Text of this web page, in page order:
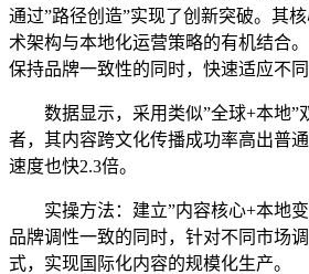
通过”路径创造”实现了创新突破。其
术架构与本地化运营策略的有机结合
保持品牌一致性的同时，快速适应不同
数据显示，采用类似”全球+本地”
者，其内容跨文化传播成功率高出普
速度也快2.3倍。
实操方法：建立”内容核心+本地
品牌调性一致的同时，针对不同市场
式，实现国际化内容的规模化生产。